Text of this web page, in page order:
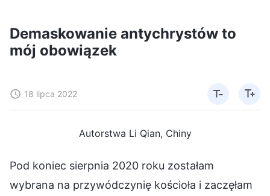
Demaskowanie antychrystów to
mój obowiązek
18 lipca 2022
Autorstwa Li Qian, Chiny
Pod koniec sierpnia 2020 roku zostałam
wybrana na przywódczynię kościoła i zaczęłam